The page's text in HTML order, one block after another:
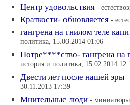
Центр удовольствия -
Краткости- обновляется -
гангрена на гнилом теле
политика, 15.03.2014 01:06
Потре****ство- гангрена на
история и политика, 15.02.2014
Двести лет после нашей эры -
30.11.2013 17:39
Мнительные люди -